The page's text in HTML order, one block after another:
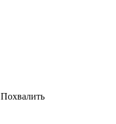
Похвалить